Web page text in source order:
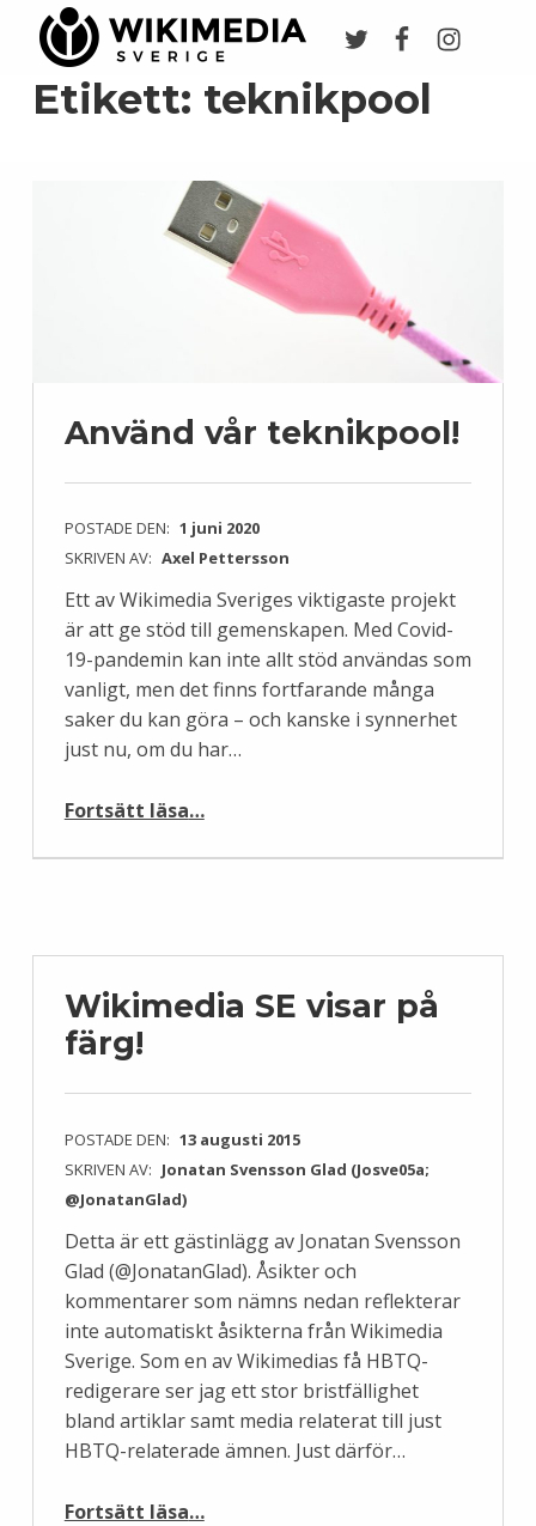
Etikett: teknikpool
Använd vår teknikpool!
POSTADE DEN: 1 juni 2020
SKRIVEN AV: Axel Pettersson
Ett av Wikimedia Sveriges viktigaste projekt
är att ge stöd till gemenskapen. Med Covid-
19-pandemin kan inte allt stöd användas som
vanligt, men det finns fortfarande många
saker du kan göra – och kanske i synnerhet
just nu, om du har…
Fortsätt läsa…
Wikimedia SE visar på
färg!
POSTADE DEN: 13 augusti 2015
SKRIVEN AV: Jonatan Svensson Glad (Josve05a;
@JonatanGlad)
Detta är ett gästinlägg av Jonatan Svensson
Glad (@JonatanGlad). Åsikter och
kommentarer som nämns nedan reflekterar
inte automatiskt åsikterna från Wikimedia
Sverige. Som en av Wikimedias få HBTQ-
redigerare ser jag ett stor bristfällighet
bland artiklar samt media relaterat till just
HBTQ-relaterade ämnen. Just därför…
Fortsätt läsa…